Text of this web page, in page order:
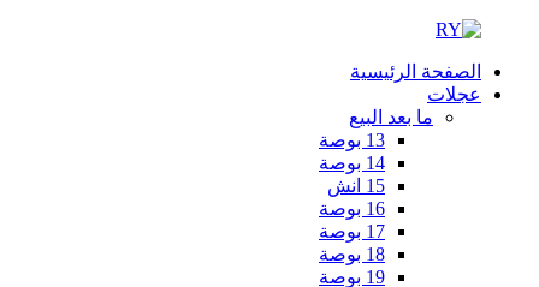
الصفحة الرئيسية
عجلات
ما بعد البيع
13 بوصة
14 بوصة
15 انش
16 بوصة
17 بوصة
18 بوصة
19 بوصة